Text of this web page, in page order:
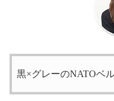
黒×グレーのNATOベ